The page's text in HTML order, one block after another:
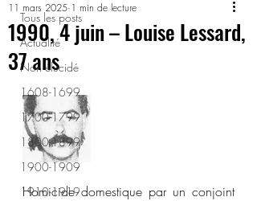
Tous les posts
Actualité
Non élucidé
1608-1699
1700-1799
1800-1899
1900-1909
1910-1919
1990, 4 juin – Louise Lessard,
37 ans
11 mars 2025 1 min de lecture
Homicide domestique par un conjoint